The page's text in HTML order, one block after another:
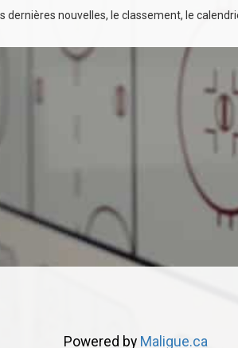
nouvelles, le classement, le
Powered by Maligue.ca